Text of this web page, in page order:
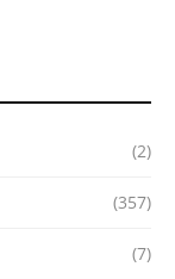
(2)
(357)
(7)